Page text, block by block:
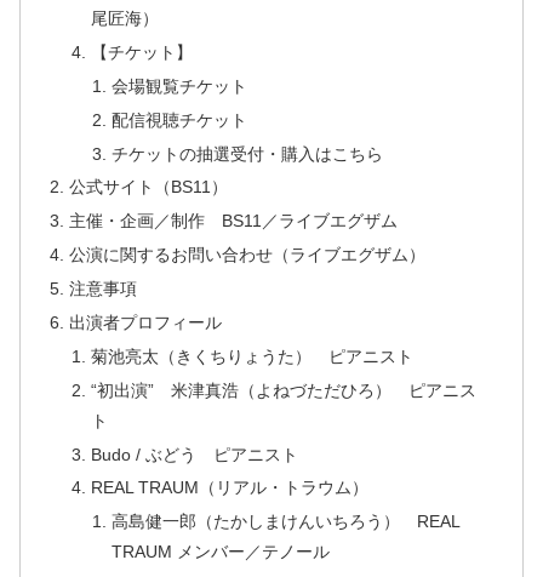
尾匠海）
【チケット】
会場観覧チケット
配信視聴チケット
チケットの抽選受付・購入はこちら
公式サイト（BS11）
主催・企画／制作 BS11／ライブエグザム
公演に関するお問い合わせ（ライブエグザム）
注意事項
出演者プロフィール
菊池亮太（きくちりょうた） ピアニスト
“初出演” 米津真浩（よねづただひろ） ピアニス
ト
Budo / ぶどう ピアニスト
REAL TRAUM（リアル・トラウム）
高島健一郎（たかしまけんいちろう） REAL
TRAUM メンバー／テノール